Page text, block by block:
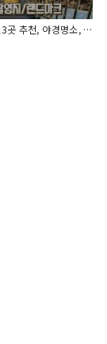
부산여행 완전정복 ! 권역별로 꼭 가봐야하는 부산여행지 23곳 추천, 야경명소, 부산카페, 부산포토존, 부산숙소추천, 여행지 가는법과 꿀팁! Busan Travel